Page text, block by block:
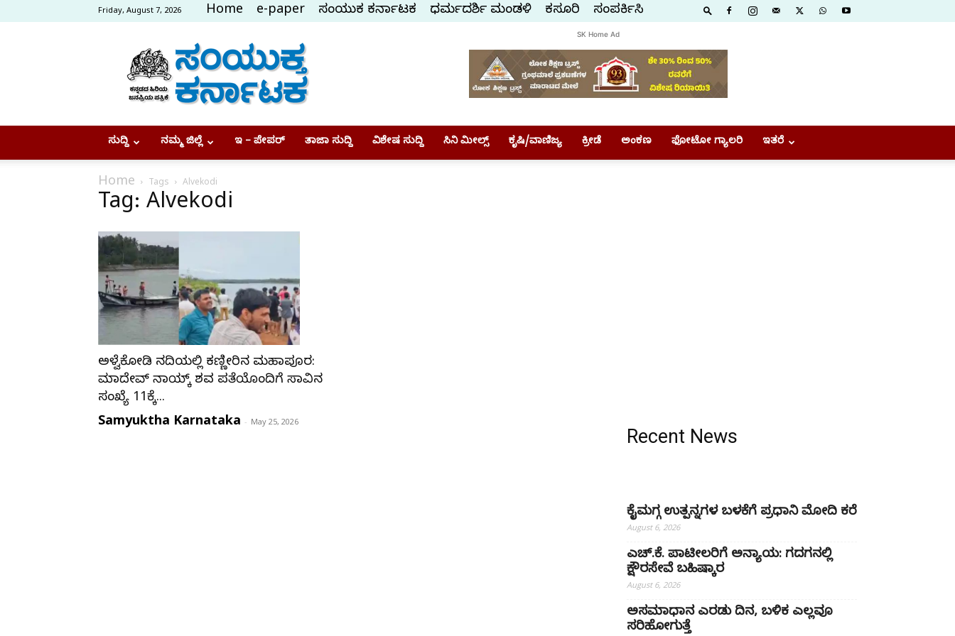
Friday, August 7, 2026 Home e-paper ಸಂಯುಕ್ತ ಕರ್ನಾಟಕ ಧರ್ಮದರ್ಶಿ ಮಂಡಳಿ ಕಸ್ತೂರಿ ಸಂಪರ್ಕಿಸಿ
Samyukta
Karnataka
SK Home Ad
ಸುದ್ದಿ ನಮ್ಮ ಜಿಲ್ಲೆ ಇ – ಪೇಪರ್ ತಾಜಾ ಸುದ್ದಿ ವಿಶೇಷ ಸುದ್ದಿ ಸಿನಿ ಮೀಲ್ಸ್ ಕೃಷಿ/ವಾಣಿಜ್ಯ ಕ್ರೀಡೆ ಅಂಕಣ ಫೋಟೋ ಗ್ಯಾಲರಿ ಇತರೆ
Home Tags Alvekodi
Tag: Alvekodi
ಅಳ್ವೆಕೋಡಿ ನದಿಯಲ್ಲಿ ಕಣ್ಣೀರಿನ ಮಹಾಪೂರ:
ಮಾದೇವ್ ನಾಯ್ಕ್ ಶವ ಪತ್ತೆಯೊಂದಿಗೆ ಸಾವಿನ
ಸಂಖ್ಯೆ 11ಕ್ಕೆ...
Samyuktha Karnataka - May 25, 2026
Recent News
ಕೈಮಗ್ಗ ಉತ್ಪನ್ನಗಳ ಬಳಕೆಗೆ ಪ್ರಧಾನಿ ಮೋದಿ ಕರೆ
August 6, 2026
ಎಚ್‌.ಕೆ. ಪಾಟೀಲರಿಗೆ ಅನ್ಯಾಯ: ಗದಗನಲ್ಲಿ
ಕ್ಷೌರಸೇವೆ ಬಹಿಷ್ಕಾರ
August 6, 2026
ಅಸಮಾಧಾನ ಎರಡು ದಿನ, ಬಳಿಕ ಎಲ್ಲವೂ
ಸರಿಹೋಗುತ್ತೆ